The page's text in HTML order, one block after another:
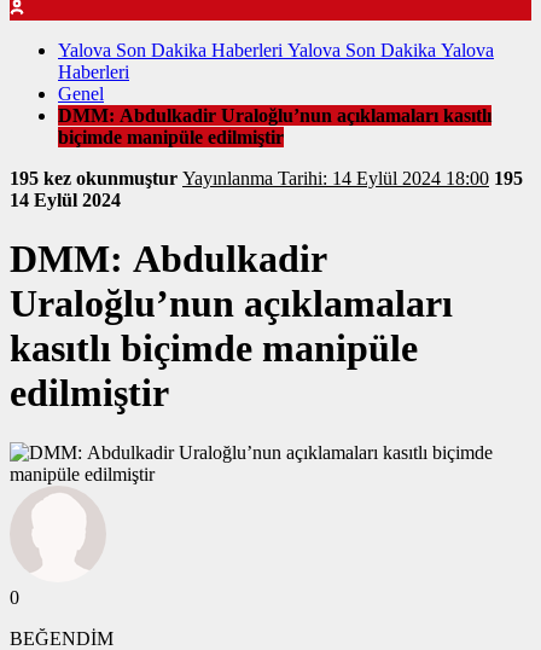
Yalova Son Dakika Haberleri Yalova Son Dakika Yalova
Haberleri
Genel
DMM: Abdulkadir Uraloğlu’nun açıklamaları kasıtlı
biçimde manipüle edilmiştir
195 kez okunmuştur
Yayınlanma Tarihi: 14 Eylül 2024 18:00 195
14 Eylül 2024
DMM: Abdulkadir
Uraloğlu’nun açıklamaları
kasıtlı biçimde manipüle
edilmiştir
0
BEĞENDİM